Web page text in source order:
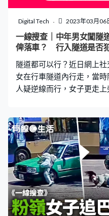
月，分別向國泰航空、香
空預購。免費機票計劃將
段發放。 將由航空公司送
司將通過不同方式送出免
Digital Tech 2023年03月06
一線搜查｜中年男女闖
俾落車？ 行入隧道是否
隧道都可以行？近日網上
女在行車隧道內行走，當
人疑逆線而行，女子更走
因。 中年男女「隧道自由
片，以「隧道自由行」、
相中可見，一對男女在行
行。其中身穿黑色上衣、
更手持手機走上了旁邊的
指」，疑似正與車內的人
幣教學 港人用八達通拍
法衣物放滿洗衣袋一直都